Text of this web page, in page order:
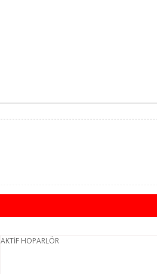
AKTİF HOPARLÖR